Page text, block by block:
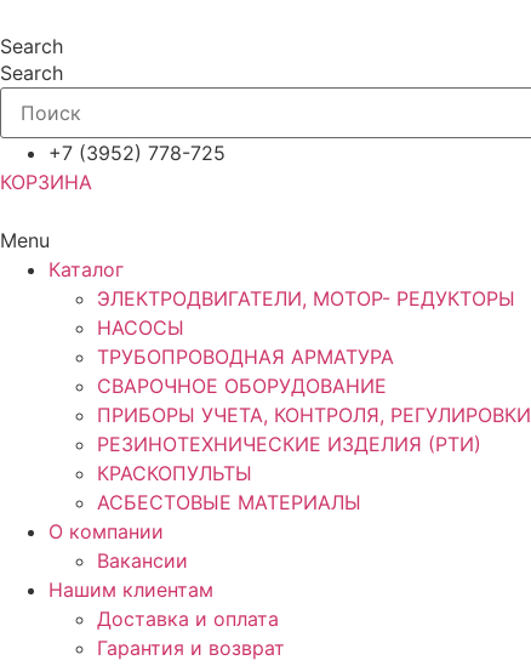
к
содержимому
Search
Search
+7 (3952) 778-725
КОРЗИНА
Menu
Каталог
ЭЛЕКТРОДВИГАТЕЛИ, МОТОР- РЕДУКТОРЫ
НАСОСЫ
ТРУБОПРОВОДНАЯ АРМАТУРА
СВАРОЧНОЕ ОБОРУДОВАНИЕ
ПРИБОРЫ УЧЕТА, КОНТРОЛЯ, РЕГУЛИРОВКИ
РЕЗИНОТЕХНИЧЕСКИЕ ИЗДЕЛИЯ (РТИ)
КРАСКОПУЛЬТЫ
АСБЕСТОВЫЕ МАТЕРИАЛЫ
О компании
Вакансии
Нашим клиентам
Доставка и оплата
Гарантия и возврат